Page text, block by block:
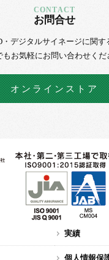
お問合せ
デジタルサイネージに関す
もお気軽にお問い合わせくだ
オンラインストア
実績
個人情報保